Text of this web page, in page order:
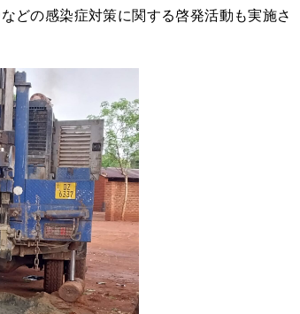
どの感染症対策に関する啓発活動も実施さ